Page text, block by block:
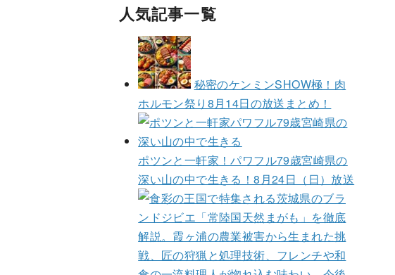
人気記事一覧
秘密のケンミンSHOW極！肉
ホルモン祭り8月14日の放送まとめ！
ポツンと一軒家！パワフル79歳宮崎県の
深い山の中で生きる！8月24日（日）放送